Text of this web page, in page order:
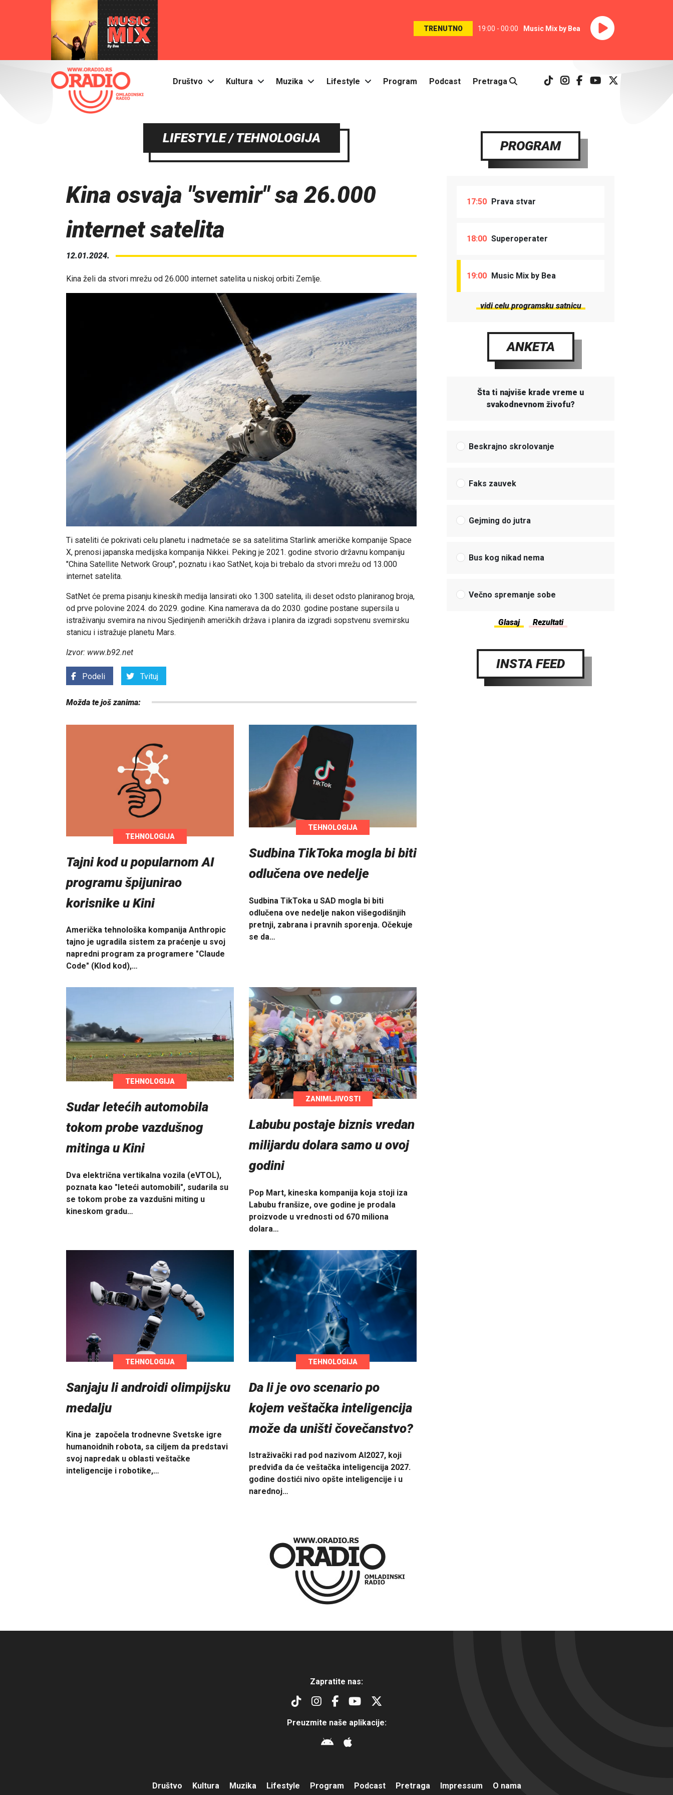
TRENUTNO 19:00 - 00:00 Music Mix by Bea
Društvo Kultura Muzika Lifestyle Program Podcast Pretraga
LIFESTYLE / TEHNOLOGIJA
Kina osvaja "svemir" sa 26.000
internet satelita
12.01.2024.
Kina želi da stvori mrežu od 26.000 internet satelita u niskoj orbiti Zemlje.
Ti sateliti će pokrivati celu planetu i nadmetaće se sa satelitima Starlink američke kompanije Space
X, prenosi japanska medijska kompanija Nikkei. Peking je 2021. godine stvorio državnu kompaniju
"China Satellite Network Group", poznatu i kao SatNet, koja bi trebalo da stvori mrežu od 13.000
internet satelita.
SatNet će prema pisanju kineskih medija lansirati oko 1.300 satelita, ili deset odsto planiranog broja,
od prve polovine 2024. do 2029. godine. Kina namerava da do 2030. godine postane supersila u
istraživanju svemira na nivou Sjedinjenih američkih država i planira da izgradi sopstvenu svemirsku
stanicu i istražuje planetu Mars.
Izvor: www.b92.net
Podeli Tvituj
Možda te još zanima:
TEHNOLOGIJA
Tajni kod u popularnom AI
programu špijunirao
korisnike u Kini
Američka tehnološka kompanija Anthropic
tajno je ugradila sistem za praćenje u svoj
napredni program za programere "Claude
Code" (Klod kod),…
TEHNOLOGIJA
Sudbina TikToka mogla bi biti
odlučena ove nedelje
Sudbina TikToka u SAD mogla bi biti
odlučena ove nedelje nakon višegodišnjih
pretnji, zabrana i pravnih sporenja. Očekuje
se da…
TEHNOLOGIJA
Sudar letećih automobila
tokom probe vazdušnog
mitinga u Kini
Dva električna vertikalna vozila (eVTOL),
poznata kao "leteći automobili", sudarila su
se tokom probe za vazdušni miting u
kineskom gradu…
ZANIMLJIVOSTI
Labubu postaje biznis vredan
milijardu dolara samo u ovoj
godini
Pop Mart, kineska kompanija koja stoji iza
Labubu franšize, ove godine je prodala
proizvode u vrednosti od 670 miliona
dolara…
TEHNOLOGIJA
Sanjaju li androidi olimpijsku
medalju
Kina je započela trodnevne Svetske igre
humanoidnih robota, sa ciljem da predstavi
svoj napredak u oblasti veštačke
inteligencije i robotike,…
TEHNOLOGIJA
Da li je ovo scenario po
kojem veštačka inteligencija
može da uništi čovečanstvo?
Istraživački rad pod nazivom AI2027, koji
predviđa da će veštačka inteligencija 2027.
godine dostići nivo opšte inteligencije i u
narednoj…
PROGRAM
17:50 Prava stvar
18:00 Superoperater
19:00 Music Mix by Bea
vidi celu programsku satnicu
ANKETA
Šta ti najviše krade vreme u
svakodnevnom živofu?
Beskrajno skrolovanje
Faks zauvek
Gejming do jutra
Bus kog nikad nema
Večno spremanje sobe
INSTA FEED
Zapratite nas:
Preuzmite naše aplikacije:
Društvo Kultura Muzika Lifestyle Program Podcast Pretraga Impressum O nama